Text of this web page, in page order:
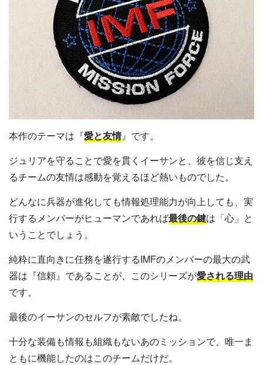
本作のテーマは『愛と友情』です。
ジュリアを守ることで愛を貫くイーサンと、彼を信じ支え
るチームの友情は感動を覚えるほど熱いものでした。
どんなに兵器が進化しても情報処理能力が向上しても、実
行するメンバーがヒューマンであれば最後の鍵は「心」と
いうことでしょう。
純粋に直向きに任務を遂行するIMFのメンバーの最大の武
器は『信頼』であることが、このシリーズが愛される理由
です。
最後のイーサンのセルフが素敵でしたね。
十分な装備も情報も組織もないあのミッションで、唯一ま
ともに機能したのはこのチームだけだ。